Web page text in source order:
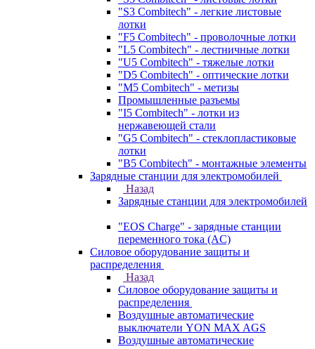
"S3 Combitech" - легкие листовые
лотки
"F5 Combitech" - проволочные лотки
"L5 Combitech" - лестничные лотки
"U5 Combitech" - тяжелые лотки
"D5 Combitech" - оптические лотки
"M5 Combitech" - метизы
Промышленные разъемы
"I5 Combitech" - лотки из
нержавеющей стали
"G5 Combitech" - стеклопластиковые
лотки
"B5 Combitech" - монтажные элементы
Зарядные станции для электромобилей
Назад
Зарядные станции для электромобилей
"EOS Charge" - зарядные станции
переменного тока (AC)
Силовое оборудование защиты и
распределения
Назад
Силовое оборудование защиты и
распределения
Воздушные автоматические
выключатели YON MAX AGS
Воздушные автоматические